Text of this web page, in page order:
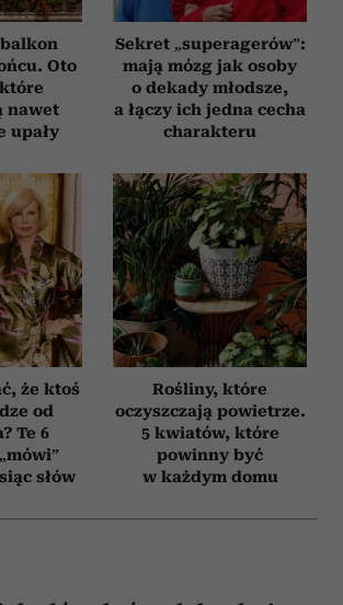
Oto
nawet
upały
Sekret „superagerów”:
mają mózg jak osoby
o dekady młodsze,
a łączy ich jedna cecha
charakteru
że ktoś
od
Te 6
słów
Rośliny, które
oczyszczają powietrze.
5 kwiatów, które
powinny być
w każdym domu